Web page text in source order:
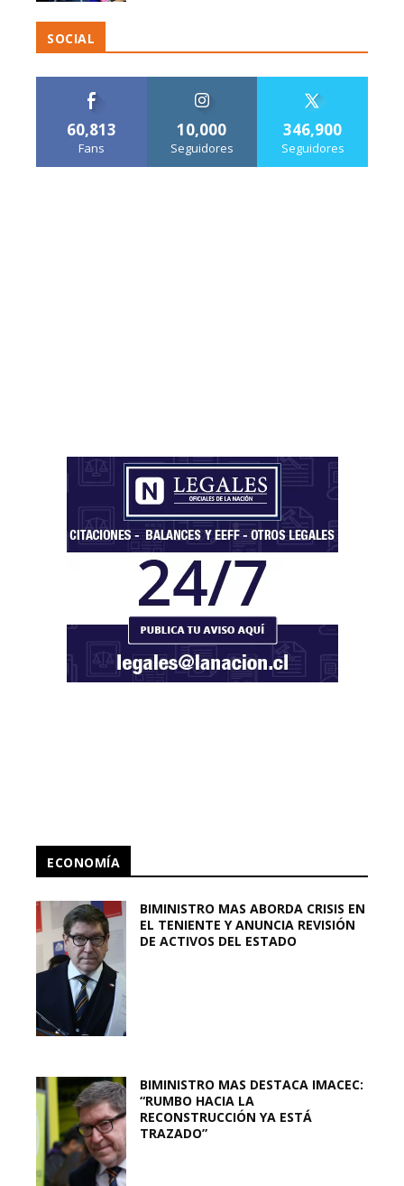
SOCIAL
60,813
Fans
10,000
Seguidores
346,900
Seguidores
ECONOMÍA
BIMINISTRO MAS ABORDA CRISIS EN
EL TENIENTE Y ANUNCIA REVISIÓN
DE ACTIVOS DEL ESTADO
BIMINISTRO MAS DESTACA IMACEC:
“RUMBO HACIA LA
RECONSTRUCCIÓN YA ESTÁ
TRAZADO”